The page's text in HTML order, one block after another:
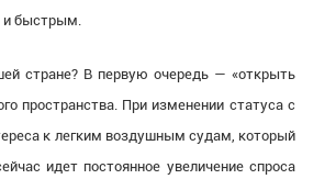
и быстрым.
стране? В первую очередь — «открыть
пространства. При изменении статуса с
к легким воздушным судам, который
идет постоянное увеличение спроса